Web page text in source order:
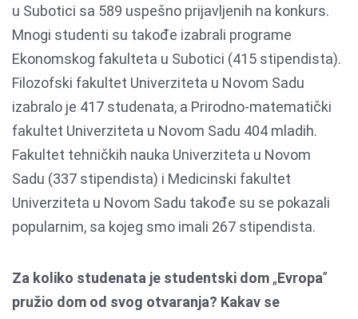
u Subotici sa 589 uspešno prijavljenih na konkurs.
Mnogi studenti su takođe izabrali programe
Ekonomskog fakulteta u Subotici (415 stipendista).
Filozofski fakultet Univerziteta u Novom Sadu
izabralo je 417 studenata, a Prirodno-matematički
fakultet Univerziteta u Novom Sadu 404 mladih.
Fakultet tehničkih nauka Univerziteta u Novom
Sadu (337 stipendista) i Medicinski fakultet
Univerziteta u Novom Sadu takođe su se pokazali
popularnim, sa kojeg smo imali 267 stipendista.
Za koliko studenata je studentski dom „Evropa”
pružio dom od svog otvaranja? Kakav se